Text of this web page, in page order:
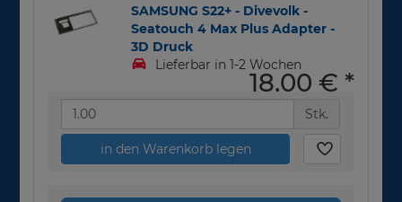
SAMSUNG S22+ - Divevolk -
Seatouch 4 Max Plus Adapter -
3D Druck
Lieferbar in 1-2 Wochen
18,00 € *
Stk.
in den Warenkorb legen